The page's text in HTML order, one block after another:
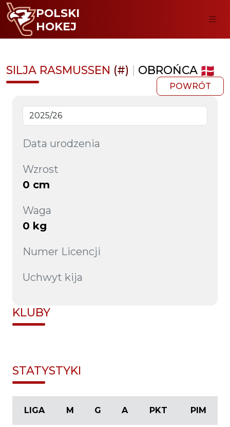
POLSKI
HOKEJ
SILJA RASMUSSEN (#) | OBROŃCA
POWRÓT
Data urodzenia
Wzrost
0 cm
Waga
0 kg
Numer Licencji
Uchwyt kija
KLUBY
STATYSTYKI
LIGA M G A PKT PIM